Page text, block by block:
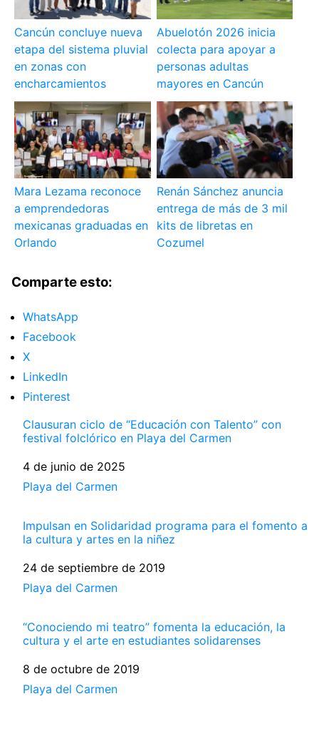
Cancún concluye nueva
etapa del sistema pluvial
en zonas con
encharcamientos
Abuelotón 2026 inicia
colecta para apoyar a
personas adultas
mayores en Cancún
Mara Lezama reconoce
a emprendedoras
mexicanas graduadas en
Orlando
Renán Sánchez anuncia
entrega de más de 3 mil
kits de libretas en
Cozumel
Comparte esto:
WhatsApp
Facebook
X
LinkedIn
Pinterest
Clausuran ciclo de “Educación con Talento” con
festival folclórico en Playa del Carmen
Fecha
4 de junio de 2025
Respecto a
Playa del Carmen
Impulsan en Solidaridad programa para el fomento a
la cultura y artes en la niñez
Fecha
24 de septiembre de 2019
Respecto a
Playa del Carmen
“Conociendo mi teatro” fomenta la educación, la
cultura y el arte en estudiantes solidarenses
Fecha
8 de octubre de 2019
Respecto a
Playa del Carmen